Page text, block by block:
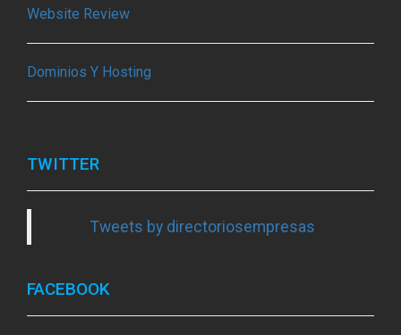
Website Review
Dominios Y Hosting
TWITTER
Tweets by directoriosempresas
FACEBOOK